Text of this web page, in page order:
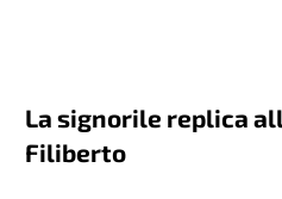
La signorile replica
Filiberto